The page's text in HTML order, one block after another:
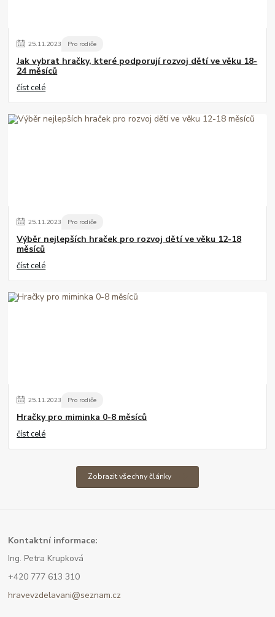
25.11.2023 Pro rodiče
Jak vybrat hračky, které podporují rozvoj dětí ve věku 18-
24 měsíců
číst celé
25.11.2023 Pro rodiče
Výběr nejlepších hraček pro rozvoj dětí ve věku 12-18
měsíců
číst celé
25.11.2023 Pro rodiče
Hračky pro miminka 0-8 měsíců
číst celé
Zobrazit všechny články
Kontaktní informace:
Ing. Petra Krupková
+420 777 613 310
hravevzdelavani@seznam.cz